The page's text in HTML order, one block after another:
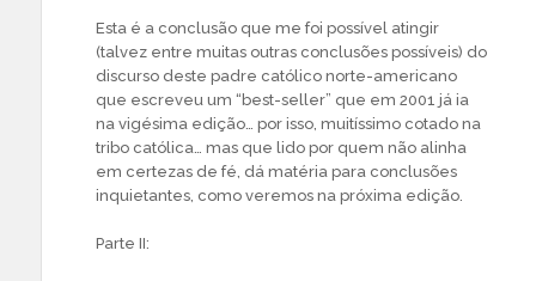
Esta é a conclusão que me foi possível atingir
(talvez entre muitas outras conclusões possíveis) do
discurso deste padre católico norte-americano
que escreveu um “best-seller” que em 2001 já ia
na vigésima edição… por isso, muitíssimo cotado na
tribo católica… mas que lido por quem não alinha
em certezas de fé, dá matéria para conclusões
inquietantes, como veremos na próxima edição.
Parte II: